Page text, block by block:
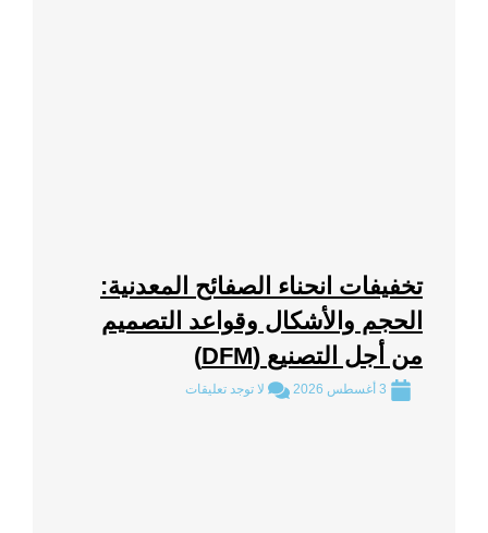
تخفيفات انحناء الصفائح المعدنية:
الحجم والأشكال وقواعد التصميم
من أجل التصنيع (DFM)
لا توجد تعليقات